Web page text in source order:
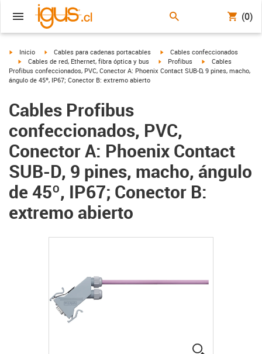
(0)
igus-icon-arrow-right
Inicio igus-icon-arrow-right
Cables para cadenas portacables igus-icon-arrow-right
Cables confeccionados
igus-icon-arrow-right
Cables de red, Ethernet, fibra óptica y bus igus-icon-arrow-right
Profibus igus-icon-arrow-
Cables
Profibus confeccionados, PVC, Conector A: Phoenix Contact SUB-D, 9 pines, macho,
ángulo de 45º, IP67; Conector B: extremo abierto
Cables Profibus
confeccionados, PVC,
Conector A: Phoenix Contact
SUB-D, 9 pines, macho, ángulo
de 45º, IP67; Conector B:
extremo abierto